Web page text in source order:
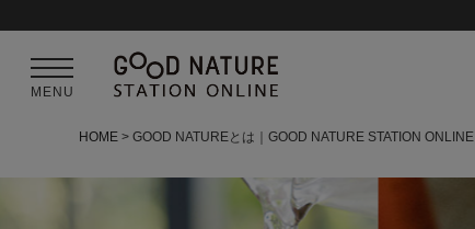
MENU
HOME GOOD NATUREとは｜GOOD NATURE STATION ONLINE